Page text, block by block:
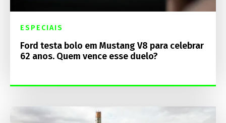
ESPECIAIS
Ford testa bolo em Mustang V8 para celebrar
62 anos. Quem vence esse duelo?